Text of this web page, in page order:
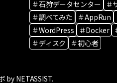
＃石狩データセンター
＃
＃調べてみた
＃AppRun
＃WordPress
＃Docker
＃ディスク
＃初心者
by NETASSIST.